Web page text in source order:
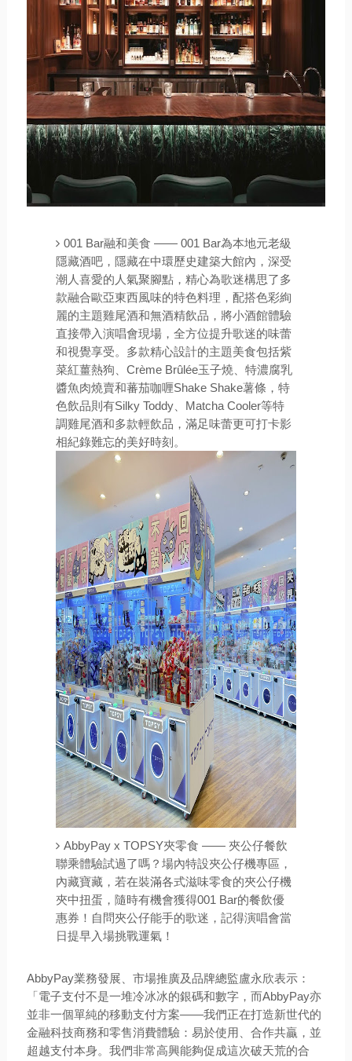
001 Bar融和美食 —— 001 Bar為本地元老級
隱藏酒吧，隱藏在中環歷史建築大館內，深受
潮人喜愛的人氣聚腳點，精心為歌迷構思了多
款融合歐亞東西風味的特色料理，配搭色彩絢
麗的主題雞尾酒和無酒精飲品，將小酒館體驗
直接帶入演唱會現場，全方位提升歌迷的味蕾
和視覺享受。多款精心設計的主題美食包括紫
菜紅薑熱狗、Crème Brûlée玉子燒、特濃腐乳
醬魚肉燒賣和蕃茄咖喱Shake Shake薯條，特
色飲品則有Silky Toddy、Matcha Cooler等特
調雞尾酒和多款輕飲品，滿足味蕾更可打卡影
相紀錄難忘的美好時刻。
AbbyPay x TOPSY夾零食 —— 夾公仔餐飲
聯乘體驗試過了嗎？場內特設夾公仔機專區，
內藏寶藏，若在裝滿各式滋味零食的夾公仔機
夾中扭蛋，隨時有機會獲得001 Bar的餐飲優
惠券！自問夾公仔能手的歌迷，記得演唱會當
日提早入場挑戰運氣！
AbbyPay業務發展、市場推廣及品牌總監盧永欣表示：
「電子支付不是一堆冷冰冰的銀碼和數字，而AbbyPay亦
並非一個單純的移動支付方案——我們正在打造新世代的
金融科技商務和零售消費體驗：易於使用、合作共贏，並
超越支付本身。我們非常高興能夠促成這次破天荒的合